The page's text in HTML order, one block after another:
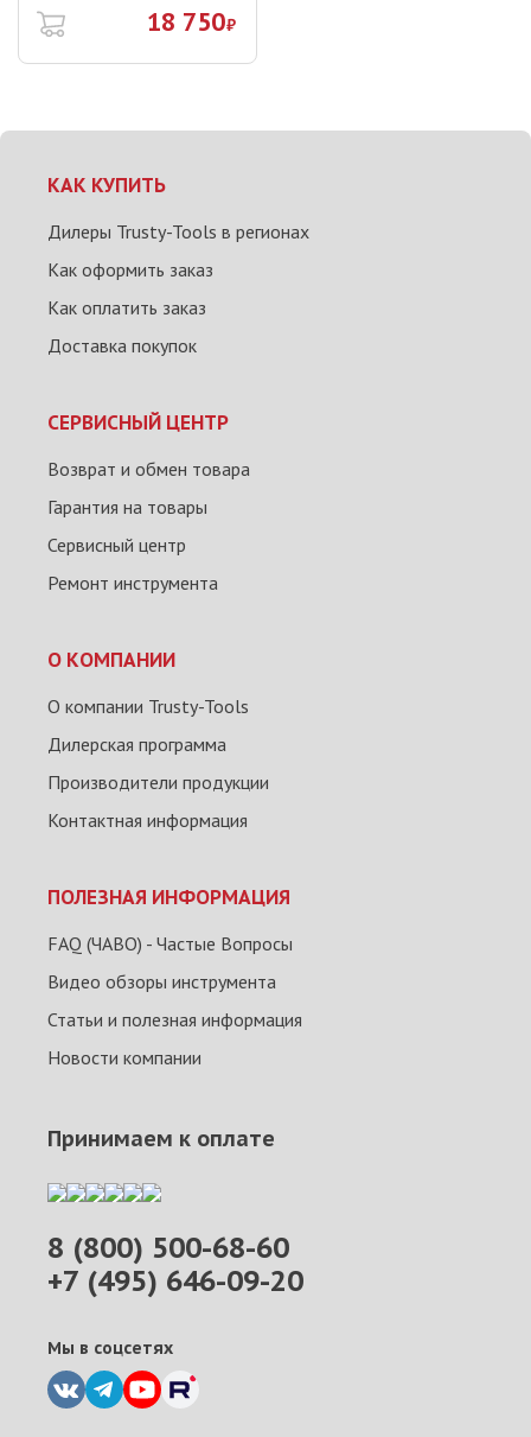
18 750₽
КАК КУПИТЬ
Дилеры Trusty-Tools в регионах
Как оформить заказ
Как оплатить заказ
Доставка покупок
СЕРВИСНЫЙ ЦЕНТР
Возврат и обмен товара
Гарантия на товары
Сервисный центр
Ремонт инструмента
О КОМПАНИИ
О компании Trusty-Tools
Дилерская программа
Производители продукции
Контактная информация
ПОЛЕЗНАЯ ИНФОРМАЦИЯ
FAQ (ЧАВО) - Частые Вопросы
Видео обзоры инструмента
Статьи и полезная информация
Новости компании
8 (800) 500-68-60
+7 (495) 646-09-20
Мы в соцсетях
Принимаем к оплате